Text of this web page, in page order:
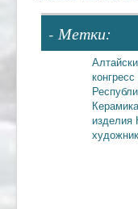
- Метки:
конгресс
изделия